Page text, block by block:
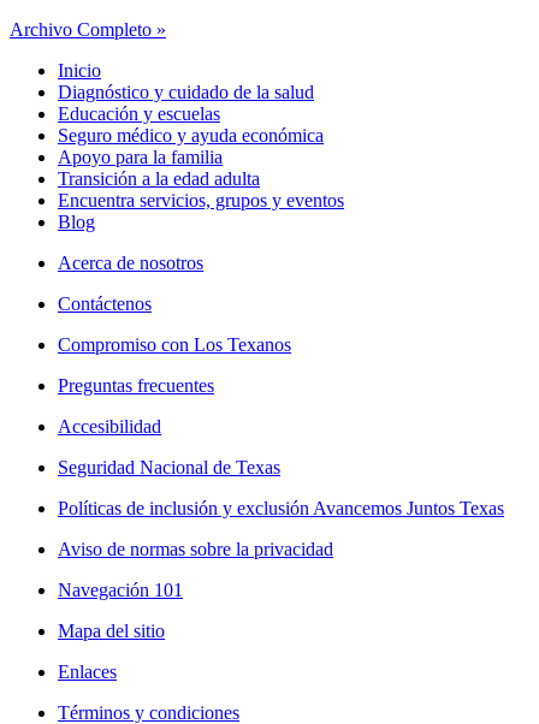
Archivo Completo »
Inicio
Diagnóstico y cuidado de la salud
Educación y escuelas
Seguro médico y ayuda económica
Apoyo para la familia
Transición a la edad adulta
Encuentra servicios, grupos y eventos
Blog
Acerca de nosotros
Contáctenos
Compromiso con Los Texanos
Preguntas frecuentes
Accesibilidad
Seguridad Nacional de Texas
Políticas de inclusión y exclusión Avancemos Juntos Texas
Aviso de normas sobre la privacidad
Navegación 101
Mapa del sitio
Enlaces
Términos y condiciones